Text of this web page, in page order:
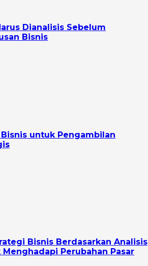
Dianalisis Sebelum
Bisnis
untuk Pengambilan
Bisnis Berdasarkan Analisis
Perubahan Pasar